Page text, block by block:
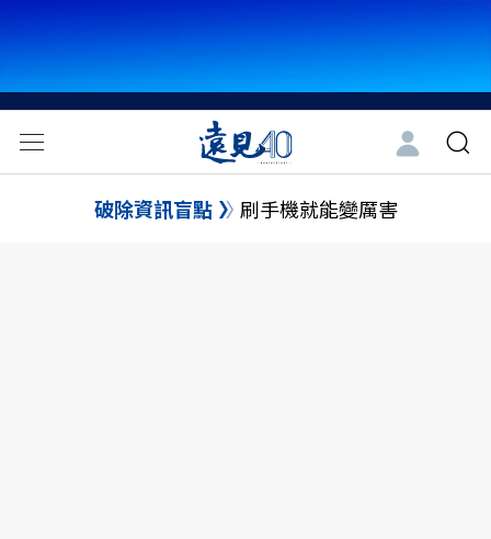
破除資訊盲點 刷手機就能變厲害